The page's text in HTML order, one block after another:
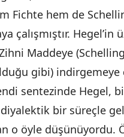
Fichte hem de
çalışmıştır.
Maddeye
gibi) indirgemeye
sentezinde Hegel,
bir süreçle
o öyle düşünüyordu.